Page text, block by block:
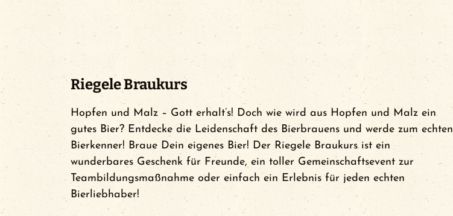
Events
FCA Gewinnspiel
Riegele Braukurs
Hopfen und Malz – Gott erhalt’s! Doch wie wird aus Hopfen und Malz ein
gutes Bier? Entdecke die Leidenschaft des Bierbrauens und werde zum echten
Bierkenner! Braue Dein eigenes Bier! Der Riegele Braukurs ist ein
wunderbares Geschenk für Freunde, ein toller Gemeinschaftsevent zur
Teambildungsmaßnahme oder einfach ein Erlebnis für jeden echten
Bierliebhaber!